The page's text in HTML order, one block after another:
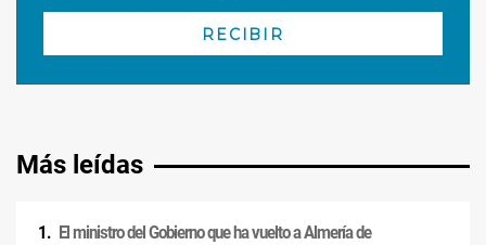
Más leídas
El ministro del Gobierno que ha vuelto a Almería de